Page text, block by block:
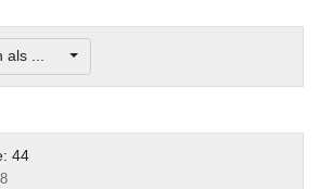
als ...
44